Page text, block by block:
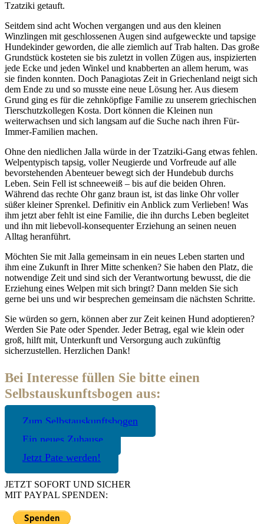
Tzatziki getauft.
Seitdem sind acht Wochen vergangen und aus den kleinen
Winzlingen mit geschlossenen Augen sind aufgeweckte und tapsige
Hundekinder geworden, die alle ziemlich auf Trab halten. Das große
Grundstück kosteten sie bis zuletzt in vollen Zügen aus, inspizierten
jede Ecke und jeden Winkel und knabberten an allem herum, was
sie finden konnten. Doch Panagiotas Zeit in Griechenland neigt sich
dem Ende zu und so musste eine neue Lösung her. Aus diesem
Grund ging es für die zehnköpfige Familie zu unserem griechischen
Tierschutzkollegen Kosta. Dort können die Kleinen nun
weiterwachsen und sich langsam auf die Suche nach ihren Für-
Immer-Familien machen.
Ohne den niedlichen Jalla würde in der Tzatziki-Gang etwas fehlen.
Welpentypisch tapsig, voller Neugierde und Vorfreude auf alle
bevorstehenden Abenteuer bewegt sich der Hundebub durchs
Leben. Sein Fell ist schneeweiß – bis auf die beiden Ohren.
Während das rechte Ohr ganz braun ist, ist das linke Ohr voller
süßer kleiner Sprenkel. Definitiv ein Anblick zum Verlieben! Was
ihm jetzt aber fehlt ist eine Familie, die ihn durchs Leben begleitet
und ihn mit liebevoll-konsequenter Erziehung an seinen neuen
Alltag heranführt.
Möchten Sie mit Jalla gemeinsam in ein neues Leben starten und
ihm eine Zukunft in Ihrer Mitte schenken? Sie haben den Platz, die
notwendige Zeit und sind sich der Verantwortung bewusst, die die
Erziehung eines Welpen mit sich bringt? Dann melden Sie sich
gerne bei uns und wir besprechen gemeinsam die nächsten Schritte.
Sie würden so gern, können aber zur Zeit keinen Hund adoptieren?
Werden Sie Pate oder Spender. Jeder Betrag, egal wie klein oder
groß, hilft mit, Unterkunft und Versorgung auch zukünftig
sicherzustellen. Herzlichen Dank!
Bei Interesse füllen Sie bitte einen
Selbstauskunftsbogen aus:
Zum Selbstauskunftsbogen
Ein neues Zuhause
Jetzt Pate werden!
JETZT SOFORT UND SICHER
MIT PAYPAL SPENDEN: